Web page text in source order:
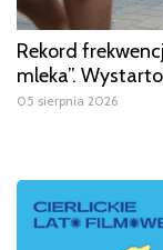
Rekord
mleka”.
05 sierpnia 2026